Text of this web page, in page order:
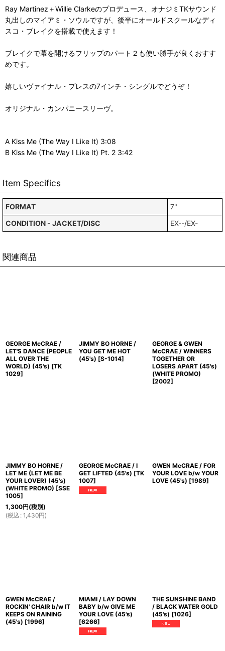
Ray Martinez＋Willie Clarkeのプロデュース、オナジミTKサウンド
丸出しのマイアミ・ソウルですが、後半にオールドスクールなディ
スコ・ブレイクを搭載で使えます！
ブレイクで幕を開けるフリップのパート２も使い勝手が良くおすす
めです。
嬉しいヴァイナル・プレスの7インチ・シングルでどうぞ！
オリジナル・カンパニースリーヴ。
A Kiss Me (The Way I Like It) 3:08
B Kiss Me (The Way I Like It) Pt. 2 3:42
Item Specifics
FORMAT
7"
CONDITION - JACKET/DISC
EX--/EX-
関連商品
GEORGE McCRAE /
LET'S DANCE (PEOPLE
ALL OVER THE
WORLD) (45's) [TK
1029]
JIMMY BO HORNE /
YOU GET ME HOT
(45's) [S-1014]
GEORGE & GWEN
McCRAE / WINNERS
TOGETHER OR
LOSERS APART (45's)
(WHITE PROMO)
[2002]
JIMMY BO HORNE /
LET ME (LET ME BE
YOUR LOVER) (45's)
(WHITE PROMO) [SSE
1005]
1,300円(税別)
(税込 : 1,430円)
GEORGE McCRAE / I
GET LIFTED (45's) [TK
1007]
GWEN McCRAE / FOR
YOUR LOVE b/w YOUR
LOVE (45's) [1989]
GWEN McCRAE /
ROCKIN' CHAIR b/w IT
KEEPS ON RAINING
(45's) [1996]
MIAMI / LAY DOWN
BABY b/w GIVE ME
YOUR LOVE (45's)
[6266]
THE SUNSHINE BAND
/ BLACK WATER GOLD
(45's) [1026]